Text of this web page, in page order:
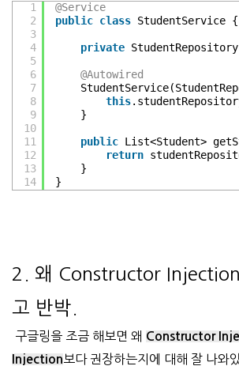
1
2
3
4
5
6
7
8
9
10
11
12
13
14
@Service
public class StudentService {
private
@Autowired
this
}
public List<Student>
return
}
}
2. 왜 Constructor Injection
고 반박.
구글링을 조금 해보면 왜 Constructor
Injection 보다 권장하는지에 대해 잘 나와